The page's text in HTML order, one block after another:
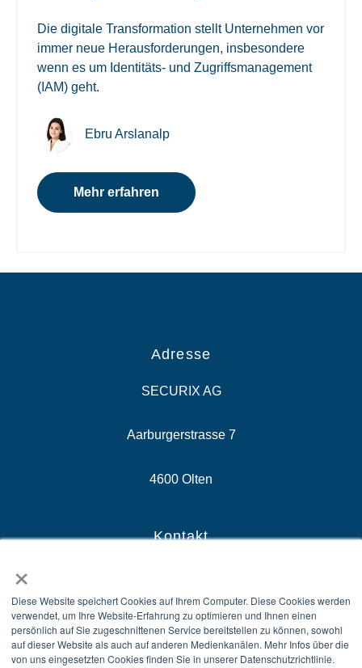
×
Diese Website speichert Cookies auf Ihrem Computer. Diese Cookies werden
verwendet, um Ihre Website-Erfahrung zu optimieren und Ihnen einen
persönlich auf Sie zugeschnittenen Service bereitstellen zu können, sowohl
auf dieser Website als auch auf anderen Medienkanälen. Mehr Infos über die
von uns eingesetzten Cookies finden Sie in unserer Datenschutzrichtlinie.
Die digitale Transformation stellt Unternehmen vor
immer neue Herausforderungen, insbesondere
wenn es um Identitäts- und Zugriffsmanagement
(IAM) geht.
Ebru Arslanalp
Mehr erfahren
Adresse
SECURIX AG
Aarburgerstrasse 7
4600 Olten
Kontakt
Zentrale: +41 58 510 81 10
Sales: +41 58 510 81 00